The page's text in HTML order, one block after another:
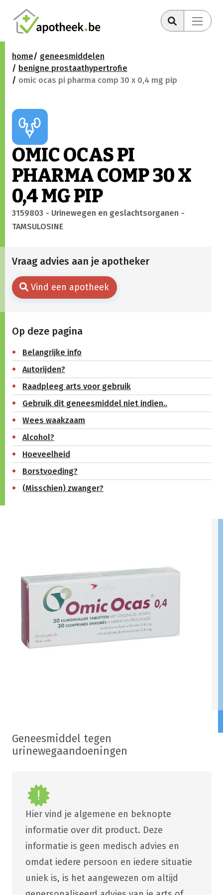
home
geneesmiddelen
benigne prostaathypertrofie
omic ocas pi pharma comp 30 x 0,4 mg pip
OMIC OCAS PI
PHARMA COMP 30 X
0,4 MG PIP
3159803 - Urinewegen en geslachtsorganen -
TAMSULOSINE
Vraag advies aan je apotheker
Vind een apotheek
Op deze pagina
Belangrijke info
Autorijden?
Raadpleeg arts voor gebruik
Gebruik dit geneesmiddel niet indien..
Wees waakzaam
Alcohol?
Hoeveelheid
Borstvoeding?
(Misschien) zwanger?
Geneesmiddel tegen
urinewegaandoeningen
Hier vind je algemene en beknopte
informatie over dit product. Deze
informatie is geen medisch advies en
omdat iedere persoon en iedere situatie
uniek is, is het aangewezen om altijd